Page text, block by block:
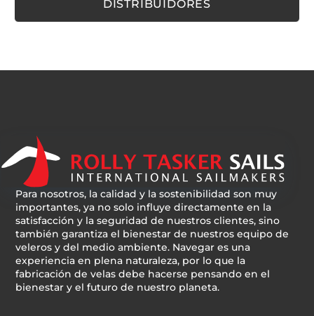
DISTRIBUIDORES
Para nosotros, la calidad y la sostenibilidad son muy
importantes, ya no solo influye directamente en la
satisfacción y la seguridad de nuestros clientes, sino
también garantiza el bienestar de nuestros equipo de
veleros y del medio ambiente. Navegar es una
experiencia en plena naturaleza, por lo que la
fabricación de velas debe hacerse pensando en el
bienestar y el futuro de nuestro planeta.